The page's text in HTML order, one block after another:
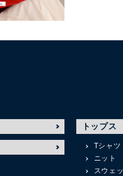
トップス
Tシャツ
ニット
スウェ